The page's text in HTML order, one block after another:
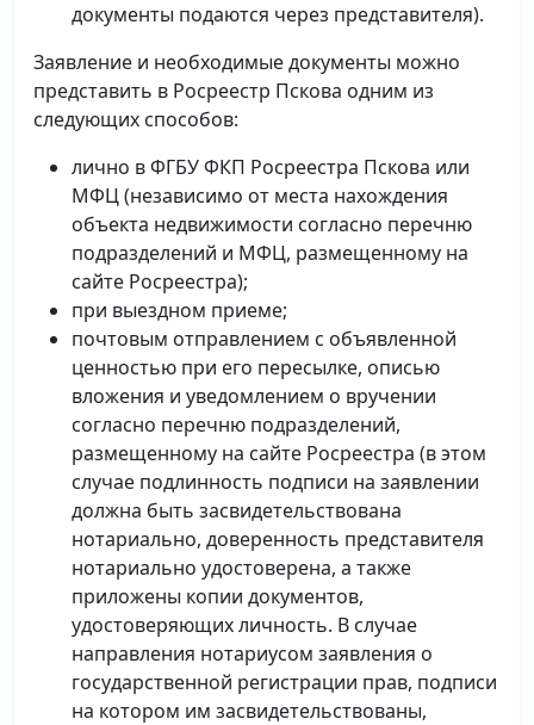
документы подаются через представителя).
Заявление и необходимые документы можно
представить в Росреестр Пскова одним из
следующих способов:
лично в ФГБУ ФКП Росреестра Пскова или
МФЦ (независимо от места нахождения
объекта недвижимости согласно перечню
подразделений и МФЦ, размещенному на
сайте Росреестра);
при выездном приеме;
почтовым отправлением с объявленной
ценностью при его пересылке, описью
вложения и уведомлением о вручении
согласно перечню подразделений,
размещенному на сайте Росреестра (в этом
случае подлинность подписи на заявлении
должна быть засвидетельствована
нотариально, доверенность представителя
нотариально удостоверена, а также
приложены копии документов,
удостоверяющих личность. В случае
направления нотариусом заявления о
государственной регистрации прав, подписи
на котором им засвидетельствованы,